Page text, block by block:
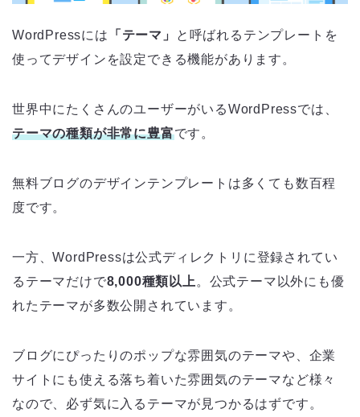
WordPressには 「テーマ」
と呼ばれるテンプレートを
使ってデザインを設定できる機能があります。
世界中にたくさんのユーザーがいるWordPressでは、
テーマの種類が非常に豊富です。
無料ブログのデザインテンプレートは多くても数百程
度です。
一方、WordPressは公式ディレクトリに登録されてい
るテーマだけで8,000種類以上 。公式テーマ以外にも優
れたテーマが多数公開されています。
ブログにぴったりのポップな雰囲気のテーマや、企業
サイトにも使える落ち着いた雰囲気のテーマなど様々
なので、必ず気に入るテーマが見つかるはずです。